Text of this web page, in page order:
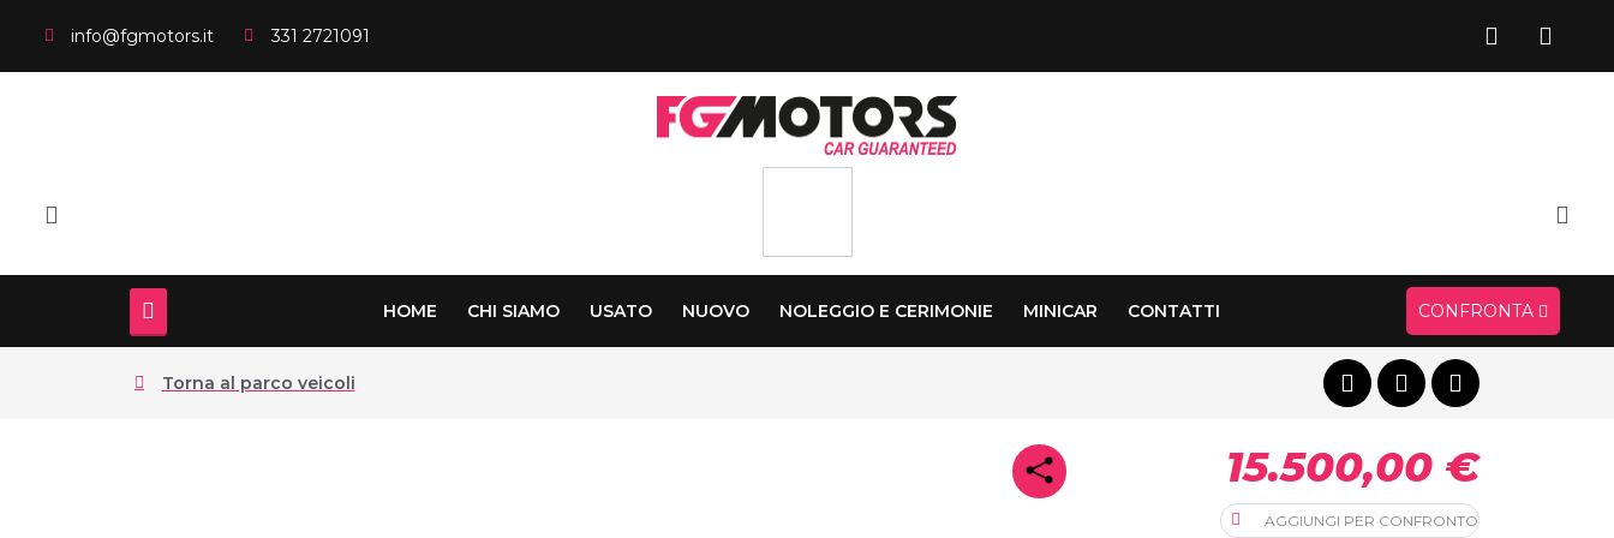
info@fgmotors.it 331 2721091
HOME CHI SIAMO USATO NUOVO NOLEGGIO E CERIMONIE MINICAR CONTATTI CONFRONTA
Torna al parco veicoli
15.500,00 €
AGGIUNGI PER CONFRONTO